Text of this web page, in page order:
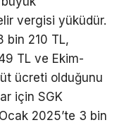
vergisi yüküdür.
bin 210 TL,
TL ve Ekim-
ücreti olduğunu
için SGK
2025’te 3 bin